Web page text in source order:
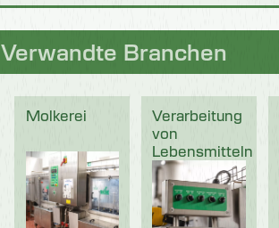
Verwandte Branchen
Molkerei
Verarbeitung
von
Lebensmitteln